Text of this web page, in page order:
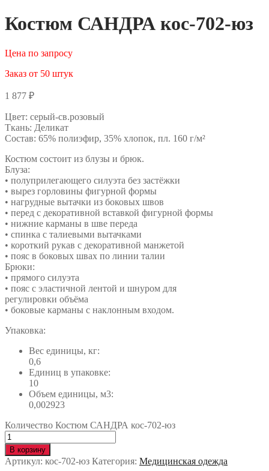
Костюм САНДРА кос-702-юз
Цена по запросу
Заказ от 50 штук
1 877 ₽
Цвет: серый-св.розовый
Ткань: Деликат
Состав: 65% полиэфир, 35% хлопок, пл. 160 г/м²
Костюм состоит из блузы и брюк.
Блуза:
• полуприлегающего силуэта без застёжки
• вырез горловины фигурной формы
• нагрудные вытачки из боковых швов
• перед с декоративной вставкой фигурной формы
• нижние карманы в шве переда
• спинка с талиевыми вытачками
• короткий рукав с декоративной манжетой
• пояс в боковых швах по линии талии
Брюки:
• прямого силуэта
• пояс с эластичной лентой и шнуром для
регулировки объёма
• боковые карманы с наклонным входом.
Упаковка:
Вес единицы, кг:
0,6
Единиц в упаковке:
10
Объем единицы, м3:
0,002923
Количество Костюм САНДРА кос-702-юз
В корзину
Артикул: кос-702-юз Категория: Медицинская одежда